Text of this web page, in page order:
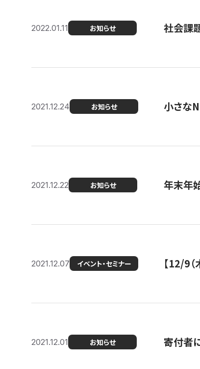
2022.01.11 お知らせ 社会課
2021.12.24 お知らせ 小さな
2021.12.22 お知らせ 年末年
2021.12.07 イベント・セミナー 【12/9
2021.12.01 お知らせ 寄付者